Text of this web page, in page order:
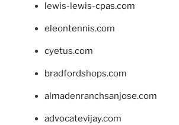
lewis-lewis-cpas.com
eleontennis.com
cyetus.com
bradfordshops.com
almadenranchsanjose.com
advocatevijay.com